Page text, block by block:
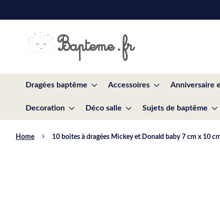
to
Dragées baptême Accessoires Anniversaire
Decoration Déco salle Sujets de baptême
Home 10 boites à dragées Mickey et Donald baby 7 cm x 10